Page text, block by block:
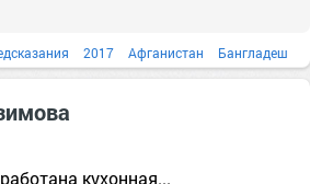
2017 Афганистан Бангладеш
кухонная...